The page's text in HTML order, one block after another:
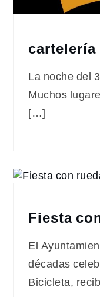
cartelería
La noche del
Muchos
[…]
Fiesta
El
décadas
Bicicleta,